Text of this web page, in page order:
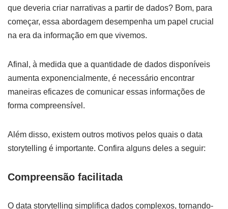
que deveria criar narrativas a partir de dados? Bom, para
começar, essa abordagem desempenha um papel crucial
na era da informação em que vivemos.
Afinal, à medida que a quantidade de dados disponíveis
aumenta exponencialmente, é necessário encontrar
maneiras eficazes de comunicar essas informações de
forma compreensível.
Além disso, existem outros motivos pelos quais o data
storytelling é importante. Confira alguns deles a seguir:
Compreensão facilitada
O data storytelling simplifica dados complexos, tornando-